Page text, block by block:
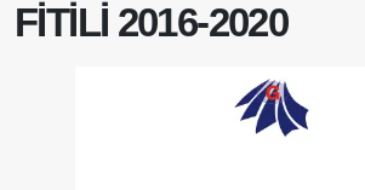
FİTİLİ 2016-2020